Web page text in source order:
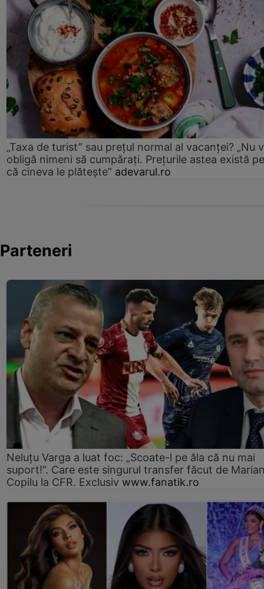
„Taxa de turist” sau prețul normal al vacanței? „Nu
obligă nimeni să cumpărați. Prețurile astea există
că cineva le plătește” adevarul.ro
Parteneri
Neluțu Varga a luat foc: „Scoate-l pe ăla că nu mai
suport!”. Care este singurul transfer făcut de
Copilu la CFR. Exclusiv www.fanatik.ro